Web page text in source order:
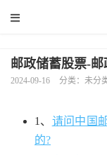
邮政储蓄股票-
2024-09-16 分类：未分
1、 请问中国
的?